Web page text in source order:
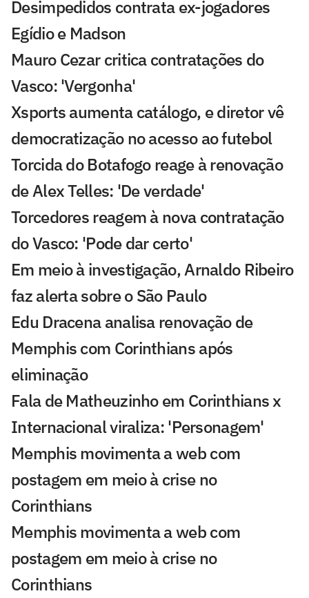
Desimpedidos contrata ex-jogadores
Egídio e Madson
Mauro Cezar critica contratações do
Vasco: 'Vergonha'
Xsports aumenta catálogo, e diretor vê
democratização no acesso ao futebol
Torcida do Botafogo reage à renovação
de Alex Telles: 'De verdade'
Torcedores reagem à nova contratação
do Vasco: 'Pode dar certo'
Em meio à investigação, Arnaldo Ribeiro
faz alerta sobre o São Paulo
Edu Dracena analisa renovação de
Memphis com Corinthians após
eliminação
Fala de Matheuzinho em Corinthians x
Internacional viraliza: 'Personagem'
Memphis movimenta a web com
postagem em meio à crise no
Corinthians
Memphis movimenta a web com
postagem em meio à crise no
Corinthians